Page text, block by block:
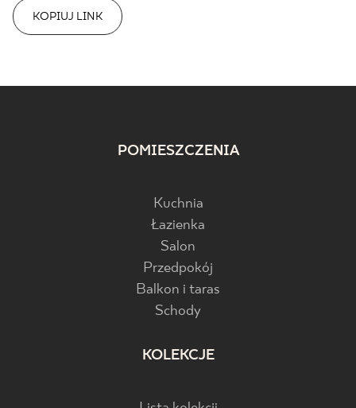
KOPIUJ LINK
POMIESZCZENIA
Kuchnia
Łazienka
Salon
Przedpokój
Balkon i taras
Schody
KOLEKCJE